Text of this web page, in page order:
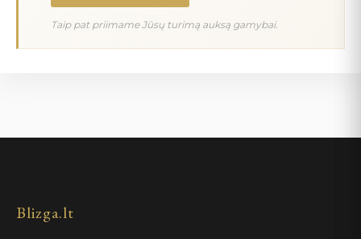
Taip pat priimame Jūsų turimą auksą gamybai.
Blizga.lt